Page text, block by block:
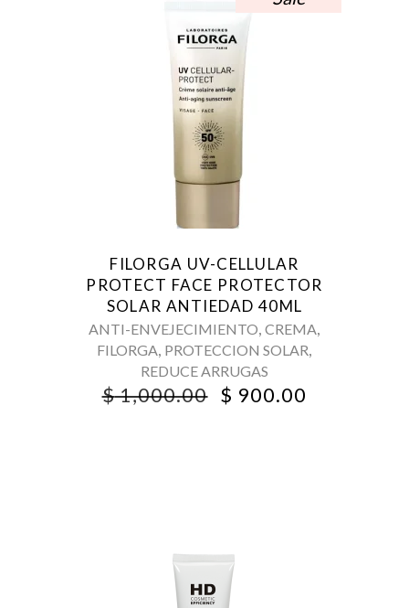
FILORGA UV-CELLULAR
PROTECT FACE PROTECTOR
SOLAR ANTIEDAD 40ML
ANTI-ENVEJECIMIENTO, CREMA,
FILORGA, PROTECCION SOLAR,
REDUCE ARRUGAS
$1,000.00 ORIGINAL
$ 900.00